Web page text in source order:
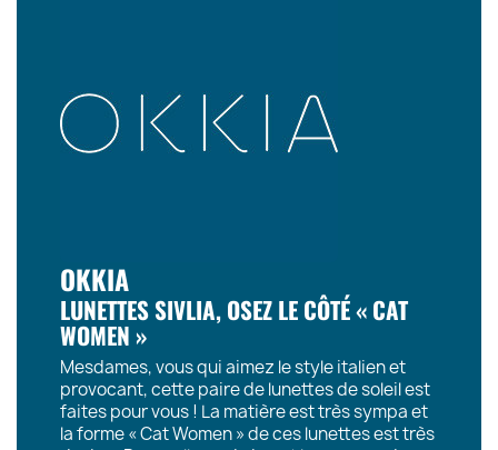
OKKIA
LUNETTES SIVLIA, OSEZ LE CÔTÉ « CAT
WOMEN »
Mesdames, vous qui aimez le style italien et
provocant, cette paire de lunettes de soleil est
faites pour vous ! La matière est très sympa et
la forme « Cat Women » de ces lunettes est très